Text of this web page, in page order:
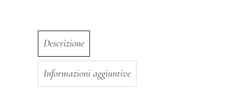
Descrizione
Informazioni aggiuntive